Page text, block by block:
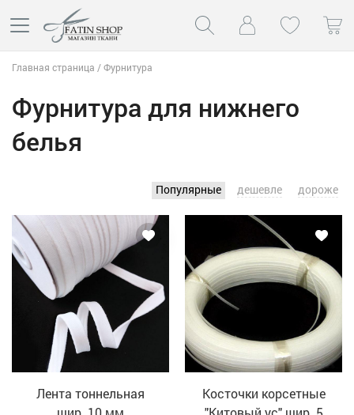
Главная страница /Фурнитура
Фурнитура для нижнего
белья
Популярные дешевле дороже
Лента тоннельная
Косточки корсетные